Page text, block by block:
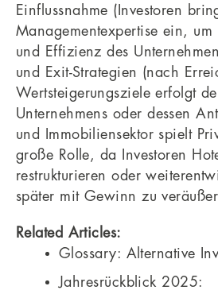
Einflussnahme (Investoren
Managementexpertise ein,
und Effizienz des
und Exit-Strategien (nach
Wertsteigerungsziele erfolgt
Unternehmens oder dessen
und Immobiliensektor spielt
große Rolle, da Investoren
restrukturieren oder
später mit Gewinn zu
Related Articles:
Glossary: Alternative
Jahresrückblick 2025: